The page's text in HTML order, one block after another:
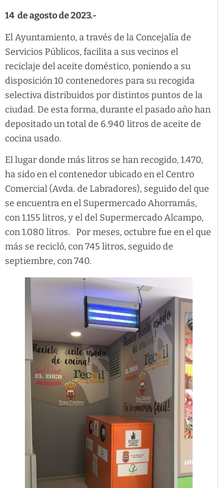
14 de agosto de 2023.-
El Ayuntamiento, a través de la Concejalía de
Servicios Públicos, facilita a sus vecinos el
reciclaje del aceite doméstico, poniendo a su
disposición 10 contenedores para su recogida
selectiva distribuidos por distintos puntos de la
ciudad. De esta forma, durante el pasado año han
depositado un total de 6.940 litros de aceite de
cocina usado.
El lugar donde más litros se han recogido, 1.470,
ha sido en el contenedor ubicado en el Centro
Comercial (Avda. de Labradores), seguido del que
se encuentra en el Supermercado Ahorramás,
con 1.155 litros, y el del Supermercado Alcampo,
con 1.080 litros. Por meses, octubre fue en el que
más se recicló, con 745 litros, seguido de
septiembre, con 740.